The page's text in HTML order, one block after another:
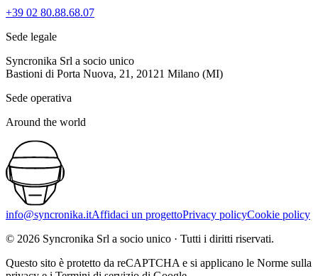
+39 02 80.88.68.07
Sede legale
Syncronika Srl a socio unico
Bastioni di Porta Nuova, 21, 20121 Milano (MI)
Sede operativa
Around the world
info@syncronika.itAffidaci un progettoPrivacy policyCookie policy
© 2026 Syncronika Srl a socio unico · Tutti i diritti riservati.
Questo sito è protetto da reCAPTCHA e si applicano le Norme sulla